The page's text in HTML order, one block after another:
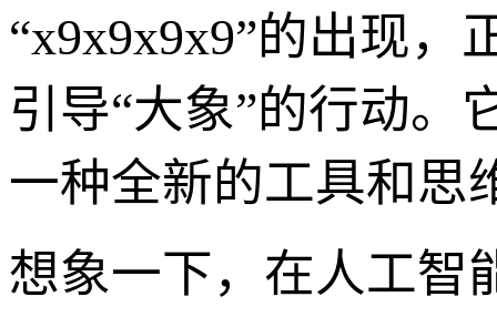
“x9x9x9x9”的出现，
引导“大象”的行动。
一种全新的工具和思
想象一下，在人工智